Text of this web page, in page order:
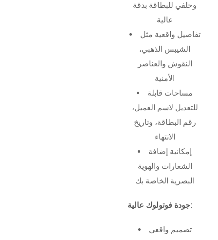
وخلفي للبطاقة بدقة
عالية
تفاصيل واقعية مثل
الشيبس الذهبي،
النقوش والعناصر
الأمنية
مساحات قابلة
للتعديل لاسم العميل،
رقم البطاقة، وتاريخ
الانتهاء
إمكانية إضافة
الشعارات والهوية
البصرية الخاصة بك
جودة فوتولوك عالية:
تصميم واقعي